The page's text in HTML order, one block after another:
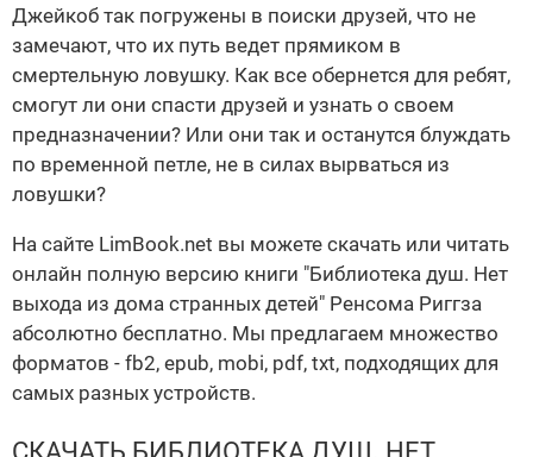
Джейкоб так погружены в поиски друзей, что не
замечают, что их путь ведет прямиком в
смертельную ловушку. Как все обернется для ребят,
смогут ли они спасти друзей и узнать о своем
предназначении? Или они так и останутся блуждать
по временной петле, не в силах вырваться из
ловушки?
На сайте LimBook.net вы можете скачать или читать
онлайн полную версию книги "Библиотека душ. Нет
выхода из дома странных детей" Ренсома Риггза
абсолютно бесплатно. Мы предлагаем множество
форматов - fb2, epub, mobi, pdf, txt, подходящих для
самых разных устройств.